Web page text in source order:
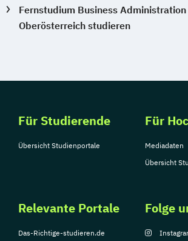
Fernstudium Business Administration
Oberösterreich studieren
Für Studierende
Übersicht Studienportale
Für
Mediadaten
Übersicht
Relevante Portale
Das-Richtige-studieren.de
Folge